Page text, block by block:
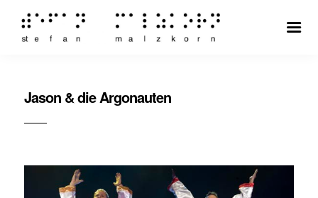
Jason & die Argonauten